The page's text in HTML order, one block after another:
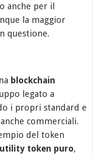
anche per il
la maggior
questione.
blockchain
legato a
i propri standard e
commerciali.
del token
utility token puro,